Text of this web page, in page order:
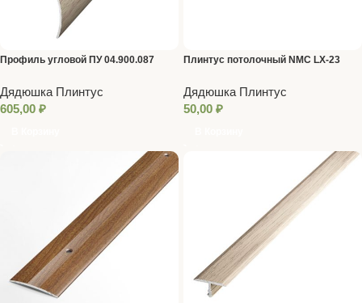
Профиль угловой ПУ 04.900.087
Дядюшка Плинтус
605,00 ₽
Плинтус потолочный NMC LX-23
Дядюшка Плинтус
50,00 ₽